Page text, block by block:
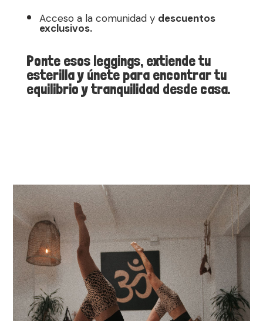
Acceso a la comunidad y descuentos
exclusivos.
Ponte esos leggings, extiende tu
esterilla y únete para encontrar tu
equilibrio y tranquilidad desde casa.